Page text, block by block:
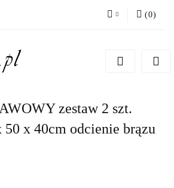
Zarejestruj się
(0)
zestaw 2 szt.
50 x 40cm odcienie brązu